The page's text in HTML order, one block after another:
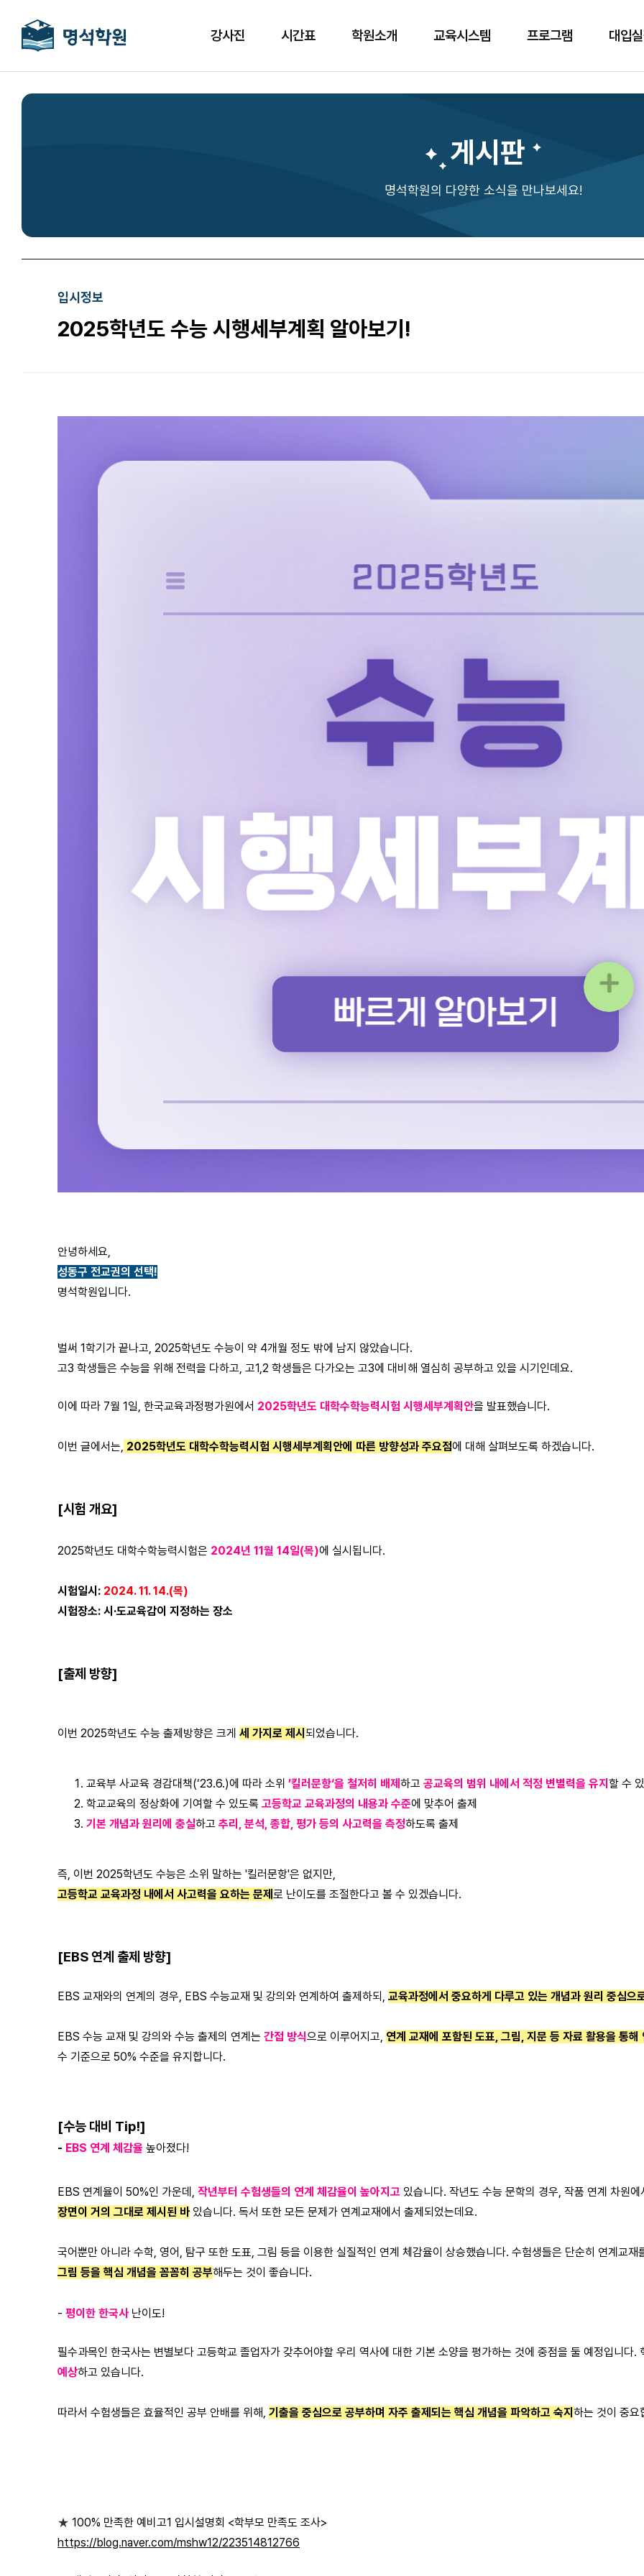
강사진 시간표 학원소개 교육시스템 프로그램 대입
게시판
명석학원의 다양한 소식을 만나보세요!
입시정보
2025학년도 수능 시행세부계획 알아보기!
안녕하세요,
성동구 전교권의 선택!
명석학원입니다.
벌써 1학기가 끝나고, 2025학년도 수능이 약 4개월 정도 밖에 남지 않았습니다.
고3 학생들은 수능을 위해 전력을 다하고, 고1,2 학생들은 다가오는 고3에 대비해 열심히 공부하고 있을 시기인데요.
이에 따라 7월 1일, 한국교육과정평가원에서 2025학년도 대학수학능력시험 시행세부계획안을 발표했습니다.
이번 글에서는, 2025학년도 대학수학능력시험 시행세부계획안에 따른 방향성과 주요점에 대해 살펴보도록 하겠습니다.
[시험 개요]
2025학년도 대학수학능력시험은 2024년 11월 14일(목)에 실시됩니다.
시험일시: 2024. 11. 14.(목)
시험장소: 시·도교육감이 지정하는 장소
[출제 방향]
이번 2025학년도 수능 출제방향은 크게 세 가지로 제시 되었습니다.
교육부 사교육 경감대책(‘23.6.)에 따라 소위 ’킬러문항‘을 철저히 배제 하고 공교육의 범위 내에서 적정 변별력을 유지 할 수
학교교육의 정상화에 기여할 수 있도록 고등학교 교육과정의 내용과 수준에 맞추어 출제
기본 개념과 원리에 충실하고 추리, 분석, 종합, 평가 등의 사고력을 측정하도록 출제
즉, 이번 2025학년도 수능은 소위 말하는 '킬러문항'은 없지만,
고등학교 교육과정 내에서 사고력을 요하는 문제 로 난이도를 조절한다고 볼 수 있겠습니다.
[EBS 연계 출제 방향]
EBS 교재와의 연계의 경우, EBS 수능교재 및 강의와 연계하여 출제하되, 교육과정에서 중요하게 다루고 있는 개념과 원리 중심으
EBS 수능 교재 및 강의와 수능 출제의 연계는 간접 방식으로 이루어지고, 연계 교재에 포함된 도표, 그림, 지문 등 자료 활용을 통해
수 기준으로 50% 수준을 유지합니다.
[수능 대비 Tip!]
- EBS 연계 체감율 높아졌다!
EBS 연계율이 50%인 가운데, 작년부터 수험생들의 연계 체감율이 높아지고 있습니다. 작년도 수능 문학의 경우, 작품 연계 차원에
장면이 거의 그대로 제시된 바있습니다. 독서 또한 모든 문제가 연계교재에서 출제되었는데요.
국어뿐만 아니라 수학, 영어, 탐구 또한 도표, 그림 등을 이용한 실질적인 연계 체감율이 상승했습니다. 수험생들은 단순히 연계교재
그림 등을 핵심 개념을 꼼꼼히 공부해두는 것이 좋습니다.
- 평이한 한국사난이도!
필수과목인 한국사는 변별보다 고등학교 졸업자가 갖추어야할 우리 역사에 대한 기본 소양을 평가하는 것에 중점을 둘 예정입니다.
예상하고 있습니다.
따라서 수험생들은 효율적인 공부 안배를 위해, 기출을 중심으로 공부하며 자주 출제되는 핵심 개념을 파악하고 숙지 하는 것이 중요
★ 100% 만족한 예비고1 입시설명회 <학부모 만족도 조사>
https://blog.naver.com/mshw12/223514812766